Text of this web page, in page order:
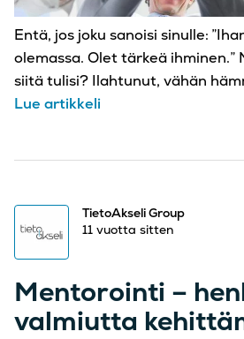
Entä, jos joku sanoisi sinulle:
olemassa. Olet tärkeä ihminen.”
siitä tulisi? Ilahtunut, vähän
Lue artikkeli
TietoAkseli Group
11 vuotta sitten
Mentorointi –
valmiutta